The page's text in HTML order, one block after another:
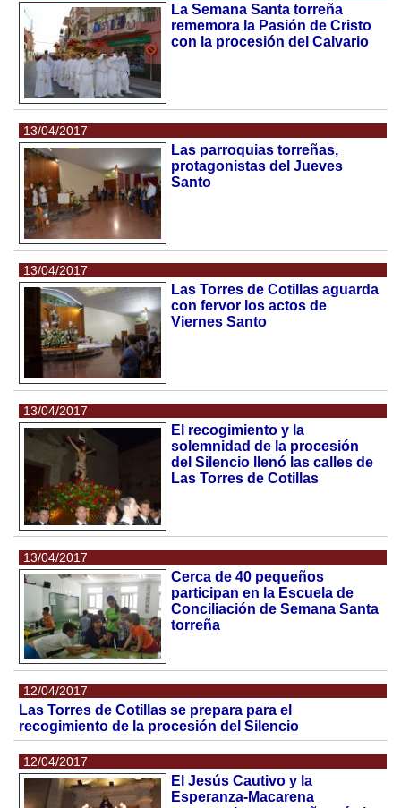
La Semana Santa torreña
rememora la Pasión de Cristo
con la procesión del Calvario
13/04/2017
Las parroquias torreñas,
protagonistas del Jueves
Santo
13/04/2017
Las Torres de Cotillas aguarda
con fervor los actos de
Viernes Santo
13/04/2017
El recogimiento y la
solemnidad de la procesión
del Silencio llenó las calles de
Las Torres de Cotillas
13/04/2017
Cerca de 40 pequeños
participan en la Escuela de
Conciliación de Semana Santa
torreña
12/04/2017
Las Torres de Cotillas se prepara para el
recogimiento de la procesión del Silencio
12/04/2017
El Jesús Cautivo y la
Esperanza-Macarena